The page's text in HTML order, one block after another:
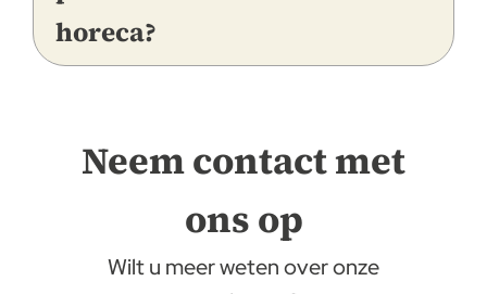
horeca?
Neem contact met
ons op
Wilt u meer weten over onze